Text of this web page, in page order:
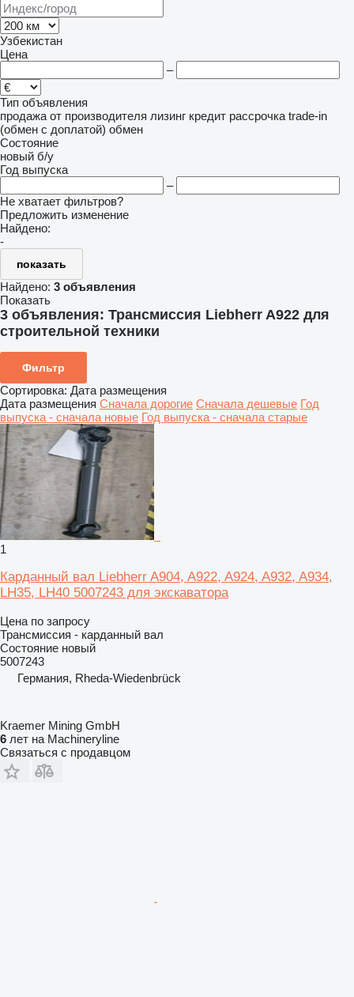
Узбекистан
Цена
–
Тип объявления
продажа от производителя лизинг кредит рассрочка trade-in
(обмен с доплатой) обмен
Состояние
новый б/у
Год выпуска
–
Не хватает фильтров?
Предложить изменение
Найдено:
-
показать
Найдено: 3 объявления
Показать
3 объявления: Трансмиссия Liebherr A922 для
строительной техники
Фильтр
Сортировка: Дата размещения
Дата размещения Сначала дорогие Сначала дешевые Год
выпуска - сначала новые Год выпуска - сначала старые
1
Карданный вал Liebherr A904, A922, A924, A932, A934,
LH35, LH40 5007243 для экскаватора
Цена по запросу
Трансмиссия - карданный вал
Состояние новый
5007243
Германия, Rheda-Wiedenbrück
Kraemer Mining GmbH
6 лет на Machineryline
Связаться с продавцом